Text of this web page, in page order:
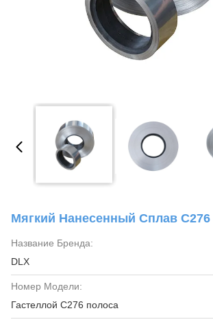
Мягкий Нанесенный Сплав C276
Название Бренда:
DLX
Номер Модели:
Гастеллой С276 полоса